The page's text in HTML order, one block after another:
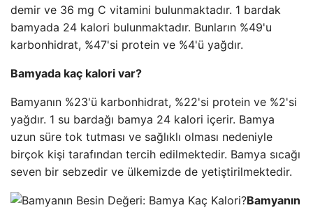
demir ve 36 mg C vitamini bulunmaktadır. 1 bardak
bamyada 24 kalori bulunmaktadır. Bunların %49'u
karbonhidrat, %47'si protein ve %4'ü yağdır.
Bamyada kaç kalori var?
Bamyanın %23'ü karbonhidrat, %22'si protein ve %2'si
yağdır. 1 su bardağı bamya 24 kalori içerir. Bamya
uzun süre tok tutması ve sağlıklı olması nedeniyle
birçok kişi tarafından tercih edilmektedir. Bamya sıcağı
seven bir sebzedir ve ülkemizde de yetiştirilmektedir.
Bamyanın